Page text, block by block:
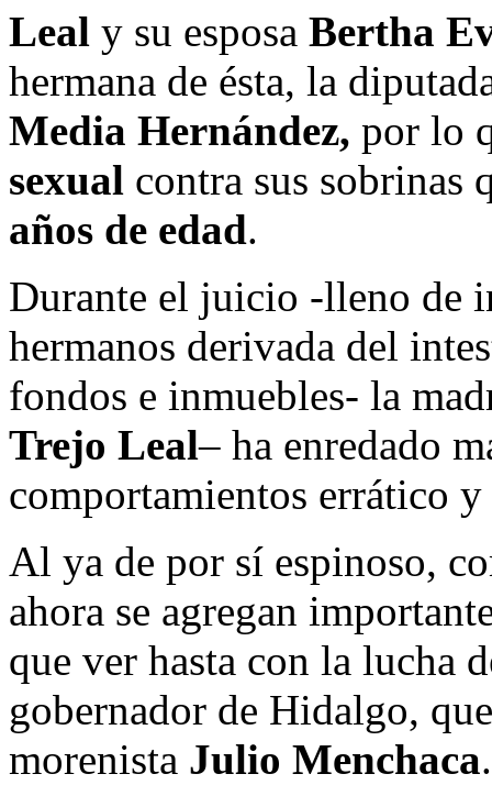
Leal y su esposa Bertha
hermana de ésta, la
Media Hernández, por lo
sexual contra sus sobrinas
años de edad.
Durante el juicio -lleno de
hermanos derivada del
fondos e inmuebles- la
Trejo Leal– ha enredado
comportamientos errático
Al ya de por sí espinoso,
ahora se agregan
que ver hasta con la lucha
gobernador de Hidalgo,
morenista Julio Menchaca.